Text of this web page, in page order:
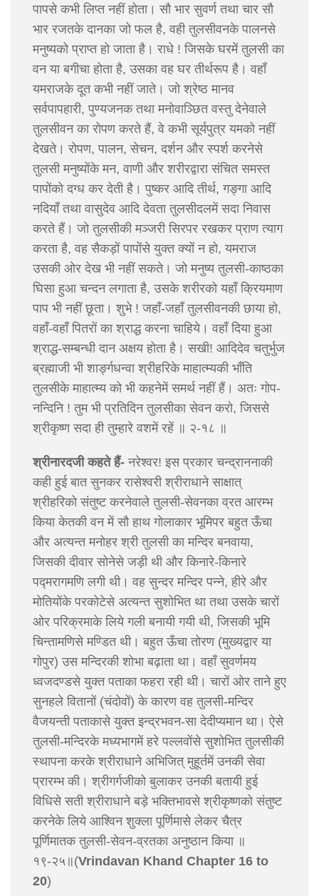
पापसे कभी लिप्त नहीं होता। सौ भार सुवर्ण तथा चार सौ
भार रजतके दानका जो फल है, वही तुलसीवनके पालनसे
मनुष्यको प्राप्त हो जाता है। राधे ! जिसके घरमें तुलसी का
वन या बगीचा होता है, उसका वह घर तीर्थरूप है। वहाँ
यमराजके दूत कभी नहीं जाते। जो श्रेष्ठ मानव
सर्वपापहारी, पुण्यजनक तथा मनोवाञ्छित वस्तु देनेवाले
तुलसीवन का रोपण करते हैं, वे कभी सूर्यपुत्र यमको नहीं
देखते। रोपण, पालन, सेचन, दर्शन और स्पर्श करनेसे
तुलसी मनुष्योंके मन, वाणी और शरीरद्वारा संचित समस्त
पापोंको दग्ध कर देती है। पुष्कर आदि तीर्थ, गङ्गा आदि
नदियाँ तथा वासुदेव आदि देवता तुलसीदलमें सदा निवास
करते हैं। जो तुलसीकी मञ्जरी सिरपर रखकर प्राण त्याग
करता है, वह सैकड़ों पापोंसे युक्त क्यों न हो, यमराज
उसकी ओर देख भी नहीं सकते। जो मनुष्य तुलसी-काष्ठका
घिसा हुआ चन्दन लगाता है, उसके शरीरको यहाँ क्रियमाण
पाप भी नहीं छूता। शुभे ! जहाँ-जहाँ तुलसीवनकी छाया हो,
वहाँ-वहाँ पितरों का श्राद्ध करना चाहिये। वहाँ दिया हुआ
श्राद्ध-सम्बन्धी दान अक्षय होता है। सखी! आदिदेव चतुर्भुज
ब्रह्माजी भी शार्ङ्गधन्वा श्रीहरिके माहात्म्यकी भाँति
तुलसीके माहात्म्य को भी कहनेमें समर्थ नहीं हैं। अतः गोप-
नन्दिनि ! तुम भी प्रतिदिन तुलसीका सेवन करो, जिससे
श्रीकृष्ण सदा ही तुम्हारे वशमें रहें ॥ २-१८ ॥
श्रीनारदजी कहते हैं- नरेश्वर! इस प्रकार चन्द्राननाकी
कही हुई बात सुनकर रासेश्वरी श्रीराधाने साक्षात्
श्रीहरिको संतुष्ट करनेवाले तुलसी-सेवनका व्रत आरम्भ
किया केतकी वन में सौ हाथ गोलाकार भूमिपर बहुत ऊँचा
और अत्यन्त मनोहर श्री तुलसी का मन्दिर बनवाया,
जिसकी दीवार सोनेसे जड़ी थी और किनारे-किनारे
पद्मरागमणि लगी थी। वह सुन्दर मन्दिर पन्ने, हीरे और
मोतियोंके परकोटेसे अत्यन्त सुशोभित था तथा उसके चारों
ओर परिक्रमाके लिये गली बनायी गयी थी, जिसकी भूमि
चिन्तामणिसे मण्डित थी। बहुत ऊँचा तोरण (मुख्यद्वार या
गोपुर) उस मन्दिरकी शोभा बढ़ाता था। वहाँ सुवर्णमय
ध्वजदण्डसे युक्त पताका फहरा रही थी। चारों ओर ताने हुए
सुनहले वितानों (चंदोवों) के कारण वह तुलसी-मन्दिर
वैजयन्ती पताकासे युक्त इन्द्रभवन-सा देदीप्यमान था। ऐसे
तुलसी-मन्दिरके मध्यभागमें हरे पल्लवोंसे सुशोभित तुलसीकी
स्थापना करके श्रीराधाने अभिजित् मुहूर्तमें उनकी सेवा
प्रारम्भ की। श्रीगर्गजीको बुलाकर उनकी बतायी हुई
विधिसे सती श्रीराधाने बड़े भक्तिभावसे श्रीकृष्णको संतुष्ट
करनेके लिये आश्विन शुक्ला पूर्णिमासे लेकर चैत्र
पूर्णिमातक तुलसी-सेवन-व्रतका अनुष्ठान किया ॥
१९-२५॥(Vrindavan Khand Chapter 16 to
20)